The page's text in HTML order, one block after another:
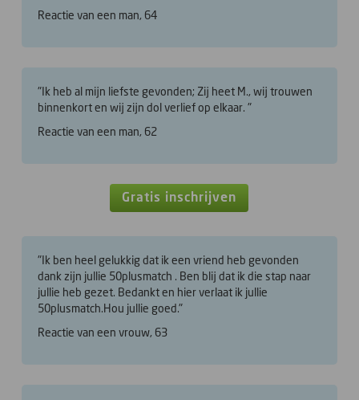
Reactie van een man, 64
"Ik heb al mijn liefste gevonden; Zij heet M., wij trouwen
binnenkort en wij zijn dol verlief op elkaar. "
Reactie van een man, 62
Gratis inschrijven
"Ik ben heel gelukkig dat ik een vriend heb gevonden
dank zijn jullie 50plusmatch . Ben blij dat ik die stap naar
jullie heb gezet. Bedankt en hier verlaat ik jullie
50plusmatch.Hou jullie goed."
Reactie van een vrouw, 63